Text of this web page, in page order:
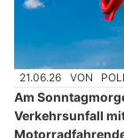
21.06.26 VON
Am
Verkehrsunfall